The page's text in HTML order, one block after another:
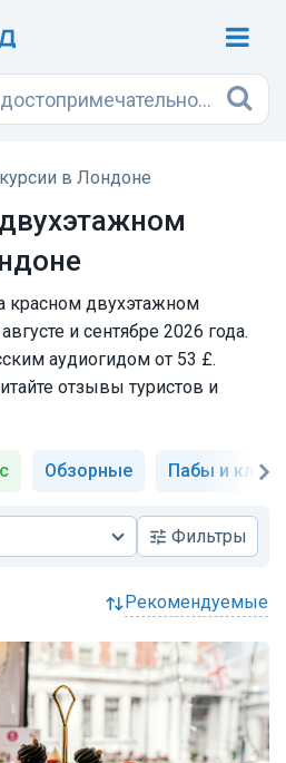
в Лондоне
красном двухэтажном
и сентябре 2026 года.
аудиогидом от 53 £.
отзывы туристов и
Обзорные Пабы и клубы
Фильтры
рекомендуемые